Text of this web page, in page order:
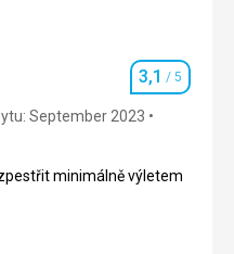
Hodnotenie
3,1 / 5
September 2023
minimálně výletem
minimálně výletem